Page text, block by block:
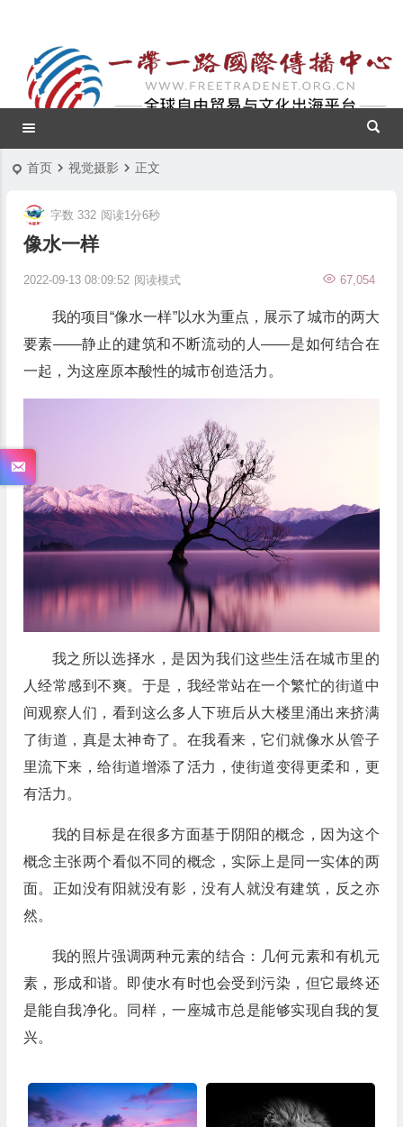
首页 视觉摄影 正文
像水一样
2022-09-13 08:09:52 67,054
字数 332 阅读1分6秒
阅读模式
我的项目“像水一样”以水为重点，展示了城市的两大
要素——静止的建筑和不断流动的人——是如何结合在
一起，为这座原本酸性的城市创造活力。
我之所以选择水，是因为我们这些生活在城市里的
人经常感到不爽。于是，我经常站在一个繁忙的街道中
间观察人们，看到这么多人下班后从大楼里涌出来挤满
了街道，真是太神奇了。在我看来，它们就像水从管子
里流下来，给街道增添了活力，使街道变得更柔和，更
有活力。
我的目标是在很多方面基于阴阳的概念，因为这个
概念主张两个看似不同的概念，实际上是同一实体的两
面。正如没有阳就没有影，没有人就没有建筑，反之亦
然。
我的照片强调两种元素的结合：几何元素和有机元
素，形成和谐。即使水有时也会受到污染，但它最终还
是能自我净化。同样，一座城市总是能够实现自我的复
兴。